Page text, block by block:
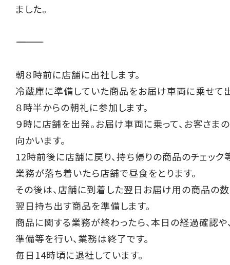
ました。
――――――――――
朝８時前に店舗に出社します。
冷蔵庫に準備していた商品をお届け車両に乗せて
８時半からの朝礼に参加します。
９時に店舗を出発。お届け車両に乗って、お客さま
向かいます。
12時前後に店舗に戻り、持ち帰りの商品のチェック
業務が落ち着いたら店舗で昼食をとります。
その後は、店舗に到着した翌日お届け用の商品の数
翌日持ち出す商品を準備します。
商品に関する業務が終わったら、本日の経過確認や
準備等を行い、業務は終了です。
毎日14時頃に退社しています。